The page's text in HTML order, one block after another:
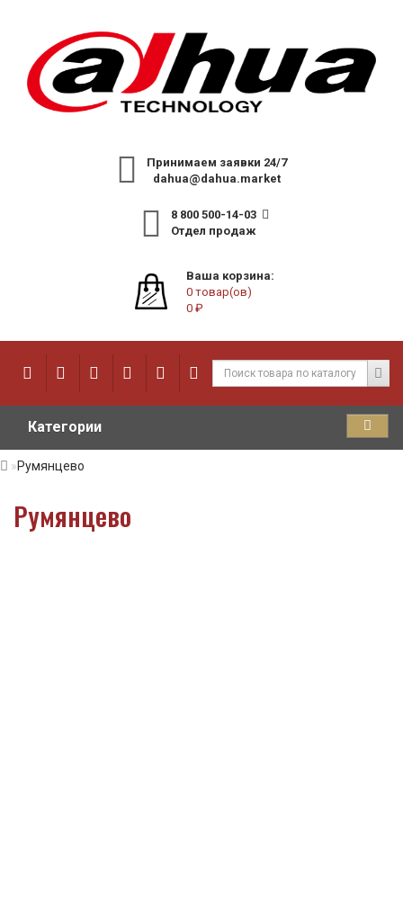
Принимаем заявки 24/7
dahua@dahua.market
8 800 500-14-03
Отдел продаж
Ваша корзина:
0 товар(ов)
0 ₽
Категории
Румянцево
Румянцево